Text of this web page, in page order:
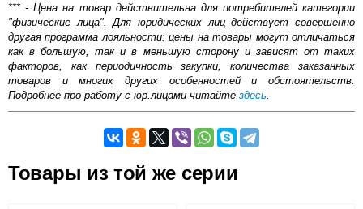
*** - Цена на товар действительна для потребителей категории
"физические лица". Для юридических лиц действует совершенно
другая программа лояльности: цены на товары могут отличаться
как в большую, так и в меньшую сторону и зависят от таких
факторов, как периодичность закупки, количества заказанных
товаров и многих других особенностей и обстоятельств.
Подробнее про работу с юр.лицами читайте здесь.
Оставьте отзыв
Товары из той же серии